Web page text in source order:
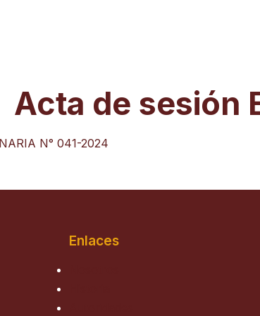
Acta de sesión
N° 041-2024
Enlaces